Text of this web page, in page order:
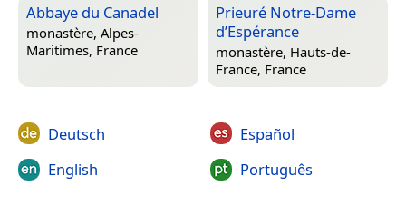
Abbaye du Canadel
monastère, Alpes-
Maritimes, France
Prieuré Notre-Dame
d’Espérance
monastère, Hauts-de-
France, France
Deutsch
English
Español
Português